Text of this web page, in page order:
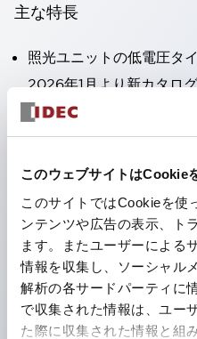
このウェブサイトはCookie
このサイトではCookieを使
ンテンツや広告の表示、ト
ます。またユーザーによる
情報を収集し、ソーシャル
解析の各サードパーティに
で収集された情報は、ユー
た際に収集された情報と組
主な特長
照光ユニットの低電圧タ
2026年1月より新カタロ
予定
高電圧タイプのLED球が
タイプの定格使用電圧が
丸形圧着端子の配線工数
イトのダイレクトタイプ
ひとつで6色の役をこな
で色ごとに分かれていた
を表現できるようにしまし